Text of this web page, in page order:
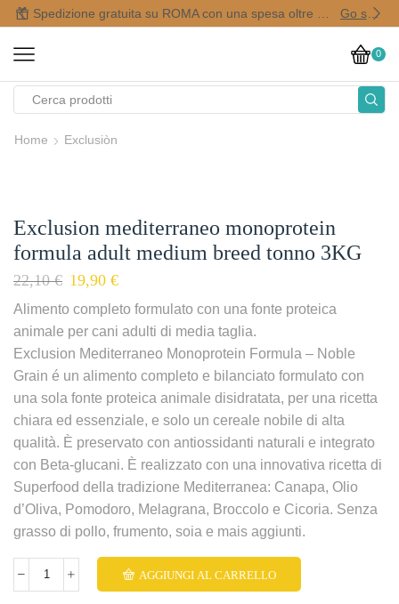
Go shop
0
Home Exclusiòn
Exclusion mediterraneo monoprotein
formula adult medium breed tonno 3KG
22,10€ 19,90 €
Alimento completo formulato con una fonte proteica
animale per cani adulti di media taglia.
Exclusion Mediterraneo Monoprotein Formula – Noble
Grain é un alimento completo e bilanciato formulato con
una sola fonte proteica animale disidratata, per una ricetta
chiara ed essenziale, e solo un cereale nobile di alta
qualità. È preservato con antiossidanti naturali e integrato
con Beta-glucani. È realizzato con una innovativa ricetta di
Superfood della tradizione Mediterranea: Canapa, Olio
d’Oliva, Pomodoro, Melagrana, Broccolo e Cicoria. Senza
grasso di pollo, frumento, soia e mais aggiunti.
AGGIUNGI AL CARRELLO